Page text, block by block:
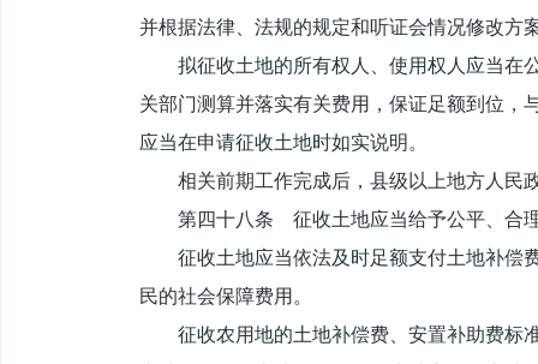
并根据法律、法规的规定和听证会情况修改方
拟征收土地的所有权人、使用权人应当在公
关部门测算并落实有关费用，保证足额到位，
应当在申请征收土地时如实说明。
相关前期工作完成后，县级以上地方人民
第四十八条 征收土地应当给予公平、合理
征收土地应当依法及时足额支付土地补偿费
民的社会保障费用。
征收农用地的土地补偿费、安置补助费标准